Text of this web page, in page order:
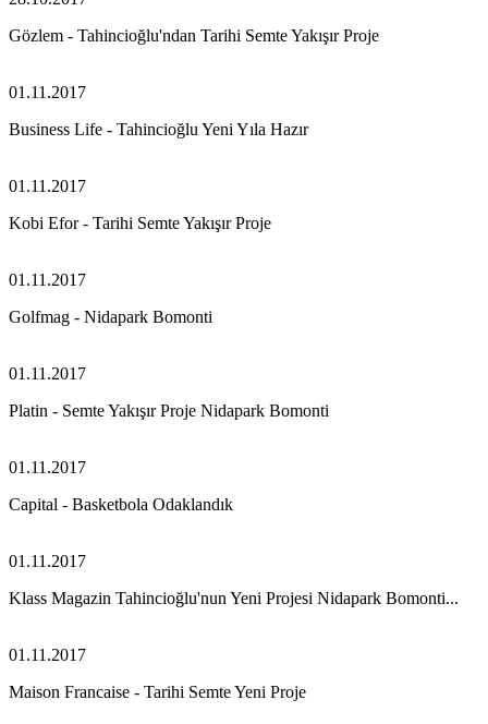
Gözlem - Tahincioğlu'ndan Tarihi Semte Yakışır Proje
01.11.2017
Business Life - Tahincioğlu Yeni Yıla Hazır
01.11.2017
Kobi Efor - Tarihi Semte Yakışır Proje
01.11.2017
Golfmag - Nidapark Bomonti
01.11.2017
Platin - Semte Yakışır Proje Nidapark Bomonti
01.11.2017
Capital - Basketbola Odaklandık
01.11.2017
Klass Magazin Tahincioğlu'nun Yeni Projesi Nidapark Bomonti...
01.11.2017
Maison Francaise - Tarihi Semte Yeni Proje